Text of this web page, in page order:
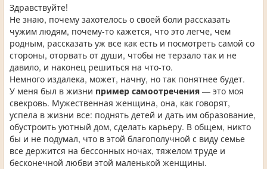
Здравствуйте!
Не знаю, почему захотелось о своей боли рассказать
чужим людям, почему-то кажется, что это легче, чем
родным, рассказать уж все как есть и посмотреть самой со
стороны, оторвать от души, чтобы не терзало так и не
давило, и наконец решиться на что-то.
Немного издалека, может, начну, но так понятнее будет.
У меня был в жизни пример самоотречения — это моя
свекровь. Мужественная женщина, она, как говорят,
успела в жизни все: поднять детей и дать им образование,
обустроить уютный дом, сделать карьеру. В общем, никто
бы и не подумал, что в этой благополучной с виду семье
все держится на бессонных ночах, тяжелом труде и
бесконечной любви этой маленькой женщины.